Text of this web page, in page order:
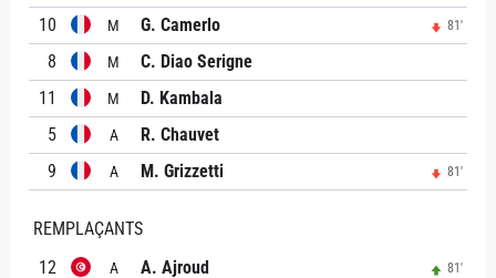
10
M G. Camerlo 81'
8 M
C. Diao Serigne
11
M
D. Kambala
5
A
R. Chauvet
9
A M. Grizzetti 81'
REMPLAÇANTS
12
A A. Ajroud 81'